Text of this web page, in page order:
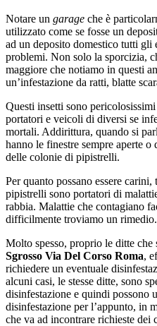
Notare un garage che è
utilizzato come se fosse un
ad un deposito domestico tutti gli
problemi. Non solo la sporcizia,
maggiore che notiamo in questi
un’infestazione da ratti, blatte
Questi insetti sono
portatori e veicoli di diversi se
mortali. Addirittura, quando si
hanno le finestre sempre aperte o
delle colonie di pipistrelli.
Per quanto possano essere
pipistrelli sono portatori di
rabbia. Malattie che contagiano
difficilmente troviamo un rimedio.
Molto spesso, proprio le ditte che
Sgrosso Via Del Corso Roma,
richiedere un eventuale
alcuni casi, le stesse ditte, sono
disinfestazione e quindi possono
disinfestazione per l’appunto, in
che va ad incontrare richieste dei